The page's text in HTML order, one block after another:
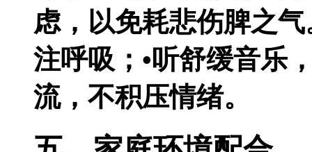
虑，以免耗悲伤脾之
注呼吸；•听舒缓音乐
流，不积压情绪。